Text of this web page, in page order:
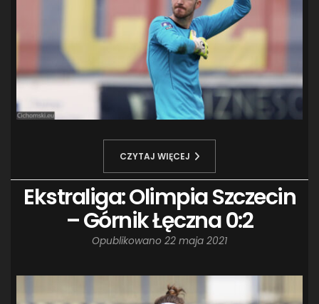
CZYTAJ WIĘCEJ
Ekstraliga: Olimpia Szczecin
– Górnik Łęczna 0:2
Opublikowano 22 maja 2021